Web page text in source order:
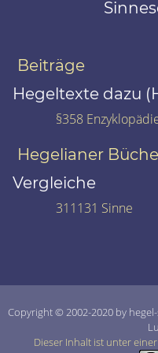
Beiträge
Hegeltexte dazu
§358
Hegelianer
Vergleiche
311131 Sinne
Copyright © 2002-2020 by
Dieser Inhalt ist unter